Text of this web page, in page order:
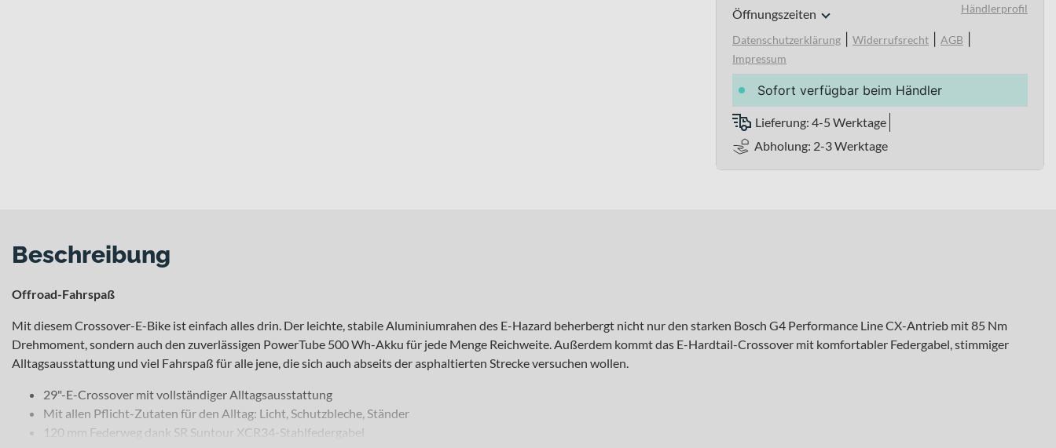
Öffnungszeiten
Händlerprofil
Datenschutzerklärung Widerrufsrecht AGB
Impressum
Sofort verfügbar beim Händler
Lieferung: 4-5 Werktage
Abholung: 2-3 Werktage
Beschreibung
Offroad-Fahrspaß
Mit diesem Crossover-E-Bike ist einfach alles drin. Der leichte, stabile Aluminiumrahen des E-Hazard beherbergt nicht nur den starken Bosch G4 Performance Line CX-Antrieb mit 85 Nm
Drehmoment, sondern auch den zuverlässigen PowerTube 500 Wh-Akku für jede Menge Reichweite. Außerdem kommt das E-Hardtail-Crossover mit komfortabler Federgabel, stimmiger
Alltagsausstattung und viel Fahrspaß für alle jene, die sich auch abseits der asphaltierten Strecke versuchen wollen.
29"-E-Crossover mit vollständiger Alltagsausstattung
Mit allen Pflicht-Zutaten für den Alltag: Licht, Schutzbleche, Ständer
120 mm Federweg dank SR Suntour XCR34-Stahlfedergabel